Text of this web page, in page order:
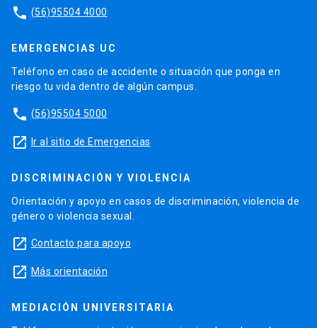
phone (56)95504 4000
EMERGENCIAS UC
Teléfono en caso de accidente o situación que ponga en
riesgo tu vida dentro de algún campus.
phone (56)95504 5000
launch Ir al sitio de Emergencias
DISCRIMINACIÓN Y VIOLENCIA
Orientación y apoyo en casos de discriminación, violencia de
género o violencia sexual.
launch Contacto para apoyo
launch Más orientación
MEDIACIÓN UNIVERSITARIA